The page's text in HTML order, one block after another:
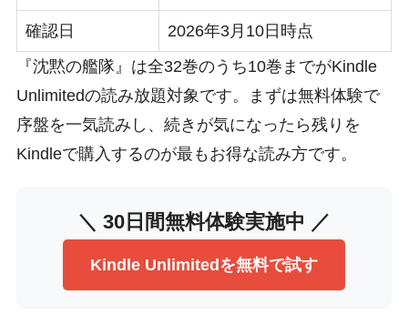
確認日
2026年3月10日時点
『沈黙の艦隊』は全32巻のうち10巻までがKindle
Unlimitedの読み放題対象です。まずは無料体験で
序盤を一気読みし、続きが気になったら残りを
Kindleで購入するのが最もお得な読み方です。
＼ 30日間無料体験実施中 ／
Kindle Unlimitedを無料で試す